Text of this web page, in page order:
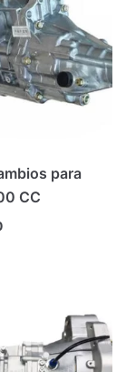
para
CC